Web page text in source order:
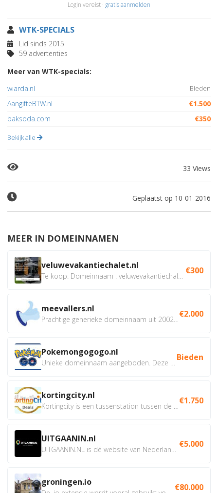
Login vereist · gratis aanmelden
WTK-SPECIALS
Lid sinds 2015
59 advertenties
Meer van WTK-specials:
wiarda.nl
Bieden
AangifteBTW.nl
€1.500
baksoda.com
€350
Bekijk alle
33 Views
Geplaatst op 10-01-2016
MEER IN DOMEINNAMEN
veluwevakantiechalet.nl €300
meevallers.nl €2.000
Pokemongogogo.nl Bieden
kortingcity.nl €1.750
UITGAANIN.nl €5.000
groningen.io €80.000